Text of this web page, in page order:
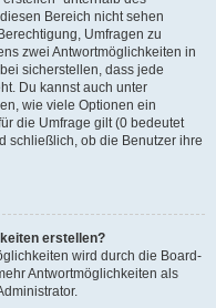
Bereich nicht sehen
Umfragen zu
zwei Antwortmöglichkeiten in
sicherstellen, dass jede
Du kannst auch unter
wie viele Optionen ein
die Umfrage gilt (0 bedeutet
schließlich, ob die Benutzer ihre
erstellen?
wird durch die Board-
Antwortmöglichkeiten als